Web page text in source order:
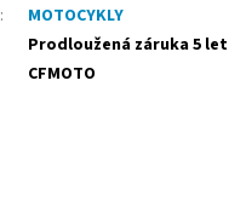
:
MOTOCYKLY
Prodloužená záruka 5 let
CFMOTO